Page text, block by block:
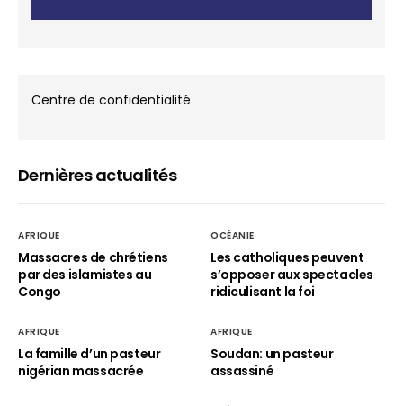
Centre de confidentialité
Dernières actualités
AFRIQUE
Massacres de chrétiens
par des islamistes au
Congo
OCÉANIE
Les catholiques peuvent
s’opposer aux spectacles
ridiculisant la foi
AFRIQUE
La famille d’un pasteur
nigérian massacrée
AFRIQUE
Soudan: un pasteur
assassiné